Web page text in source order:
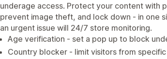
underage access. Protect your content
prevent image theft, and lock down - in one
an urgent issue will 24/7 store monitoring.
Age verification - set a pop up to block
Country blocker - limit visitors from